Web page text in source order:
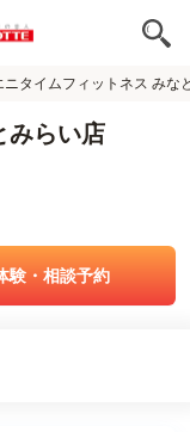
ニタイムフィットネス みな
みらい店
験・相談予約